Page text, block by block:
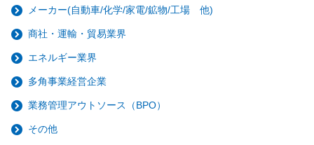
メーカー(自動車/化学/家電/鉱物/工場 他)
商社・運輸・貿易業界
エネルギー業界
多角事業経営企業
業務管理アウトソース（BPO）
その他